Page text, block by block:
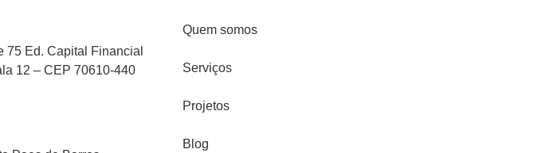
75 Ed. Capital Financial
12 – CEP 70610-440
Quem somos
Serviços
Projetos
Blog